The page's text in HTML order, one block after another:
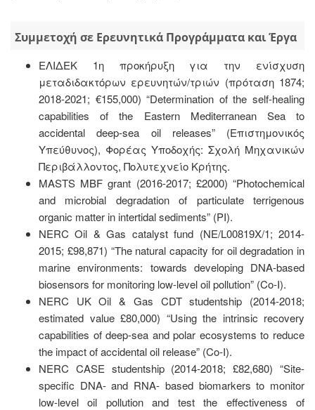
Συμμετοχή σε Ερευνητικά Προγράμματα και Έργα
ΕΛΙΔΕΚ 1η προκήρυξη για την ενίσχυση
μεταδιδακτόρων ερευνητών/τριών (πρόταση 1874;
2018-2021; €155,000) “Determination of the self-healing
capabilities of the Eastern Mediterranean Sea to
accidental deep-sea oil releases” (Επιστημονικός
Υπεύθυνος), Φορέας Υποδοχής: Σχολή Μηχανικών
Περιβάλλοντος, Πολυτεχνείο Κρήτης.
MASTS MBF grant (2016-2017; £2000) “Photochemical
and microbial degradation of particulate terrigenous
organic matter in intertidal sediments” (PI).
NERC Oil & Gas catalyst fund (NE/L00819X/1; 2014-
2015; £98,871) “The natural capacity for oil degradation in
marine environments: towards developing DNA-based
biosensors for monitoring low-level oil pollution” (Co-I).
NERC UK Oil & Gas CDT studentship (2014-2018;
estimated value £80,000) “Using the intrinsic recovery
capabilities of deep-sea and polar ecosystems to reduce
the impact of accidental oil release” (Co-I).
NERC CASE studentship (2014-2018; £82,680) “Site-
specific DNA- and RNA- based biomarkers to monitor
low-level oil pollution and test the effectiveness of